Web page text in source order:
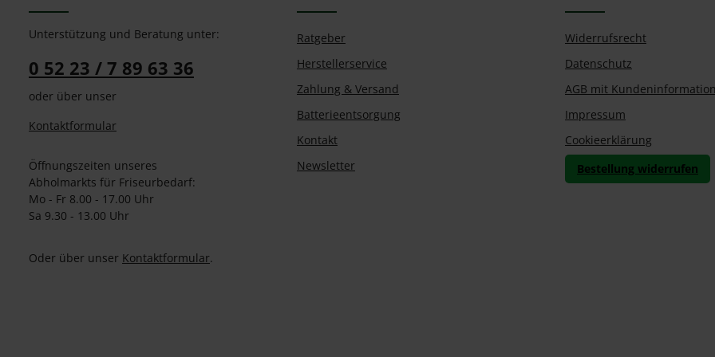
Unterstützung und Beratung unter:
0 52 23 / 7 89 63 36
oder über unser
Kontaktformular
Öffnungszeiten unseres
Abholmarkts für Friseurbedarf:
Mo - Fr 8.00 - 17.00 Uhr
Sa 9.30 - 13.00 Uhr
Oder über unser Kontaktformular.
Ratgeber
Herstellerservice
Zahlung & Versand
Batterieentsorgung
Kontakt
Newsletter
Widerrufsrecht
Datenschutz
AGB mit
Impressum
Cookieerklärung
Bestellung widerrufen